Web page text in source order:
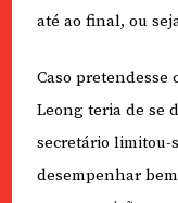
até ao final, ou
Caso pretendesse
Leong teria de se
secretário limitou-
desempenhar